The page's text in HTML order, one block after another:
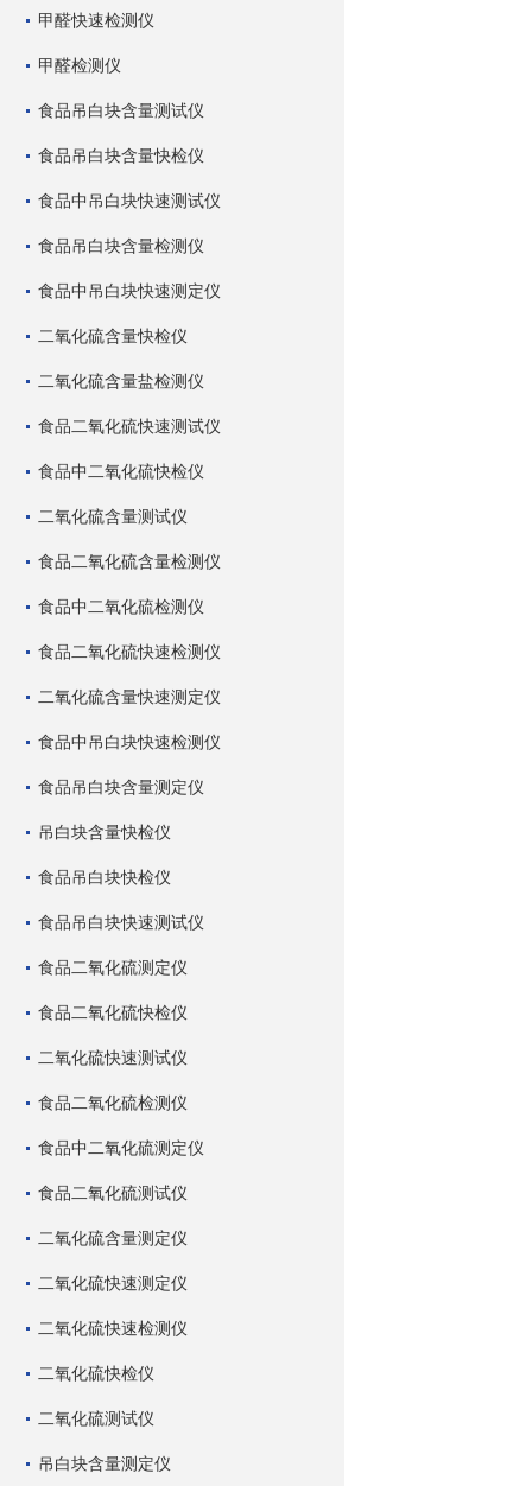
甲醛快速检测仪
甲醛检测仪
食品吊白块含量测试仪
食品吊白块含量快检仪
食品中吊白块快速测试仪
食品吊白块含量检测仪
食品中吊白块快速测定仪
二氧化硫含量快检仪
二氧化硫含量盐检测仪
食品二氧化硫快速测试仪
食品中二氧化硫快检仪
二氧化硫含量测试仪
食品二氧化硫含量检测仪
食品中二氧化硫检测仪
食品二氧化硫快速检测仪
二氧化硫含量快速测定仪
食品中吊白块快速检测仪
食品吊白块含量测定仪
吊白块含量快检仪
食品吊白块快检仪
食品吊白块快速测试仪
食品二氧化硫测定仪
食品二氧化硫快检仪
二氧化硫快速测试仪
食品二氧化硫检测仪
食品中二氧化硫测定仪
食品二氧化硫测试仪
二氧化硫含量测定仪
二氧化硫快速测定仪
二氧化硫快速检测仪
二氧化硫快检仪
二氧化硫测试仪
吊白块含量测定仪